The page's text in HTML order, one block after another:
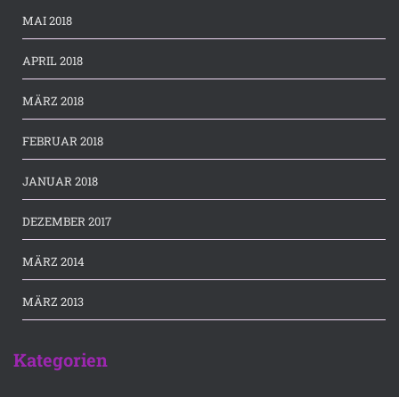
MAI 2018
APRIL 2018
MÄRZ 2018
FEBRUAR 2018
JANUAR 2018
DEZEMBER 2017
MÄRZ 2014
MÄRZ 2013
Kategorien